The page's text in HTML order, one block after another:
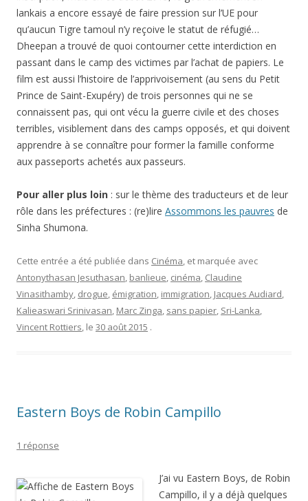
lankais a encore essayé de faire pression sur l’UE pour
qu’aucun Tigre tamoul n’y reçoive le statut de réfugié…
Dheepan a trouvé de quoi contourner cette interdiction en
passant dans le camp des victimes par l’achat de papiers. Le
film est aussi l’histoire de l’apprivoisement (au sens du Petit
Prince de Saint-Exupéry) de trois personnes qui ne se
connaissent pas, qui ont vécu la guerre civile et des choses
terribles, visiblement dans des camps opposés, et qui doivent
apprendre à se connaître pour former la famille conforme
aux passeports achetés aux passeurs.
Pour aller plus loin : sur le thème des traducteurs et de leur
rôle dans les préfectures : (re)lire Assommons les pauvres de
Sinha Shumona.
Cette entrée a été publiée dans Cinéma, et marquée avec
Antonythasan Jesuthasan, banlieue, cinéma, Claudine
Vinasithamby, drogue, émigration, immigration, Jacques Audiard,
Kalieaswari Srinivasan, Marc Zinga, sans papier, Sri-Lanka,
Vincent Rottiers, le 30 août 2015 .
Eastern Boys de Robin Campillo
1 réponse
J’ai vu Eastern Boys, de Robin
Campillo, il y a déjà quelques